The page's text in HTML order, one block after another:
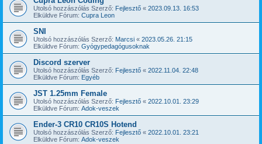
Utolsó hozzászólás Szerző: Fejlesztő « 2023.09.13. 16:53
Elküldve Fórum: Cupra Leon
SNI
Utolsó hozzászólás Szerző: Marcsi « 2023.05.26. 21:15
Elküldve Fórum: Gyógypedagógusoknak
Discord szerver
Utolsó hozzászólás Szerző: Fejlesztő « 2022.11.04. 22:48
Elküldve Fórum: Egyéb
JST 1.25mm Female
Utolsó hozzászólás Szerző: Fejlesztő « 2022.10.01. 23:29
Elküldve Fórum: Adok-veszek
Ender-3 CR10 CR10S Hotend
Utolsó hozzászólás Szerző: Fejlesztő « 2022.10.01. 23:21
Elküldve Fórum: Adok-veszek